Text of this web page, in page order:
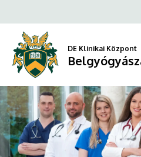
Klinika
DE Klinikai Központ
DIAVETÍTÉS